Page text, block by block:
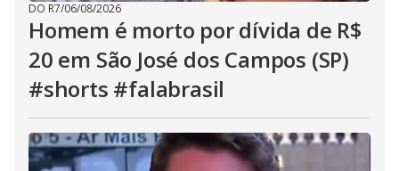
DO R7/06/08/2026
Homem é morto por dívida de R$
20 em São José dos Campos (SP)
#shorts #falabrasil